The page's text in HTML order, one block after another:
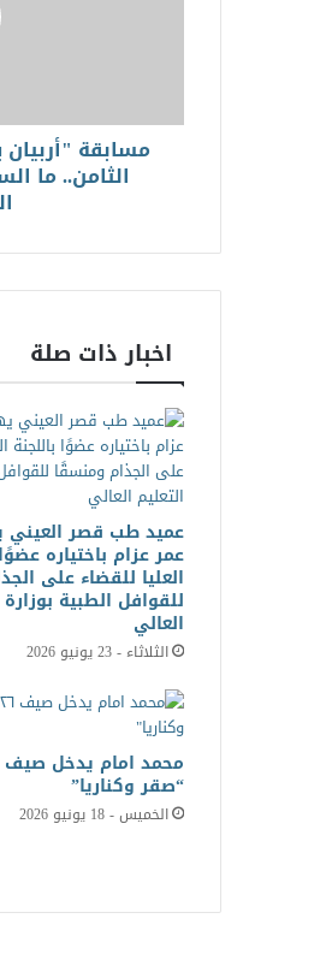
مسابقة "أربيان
الثامن.. ما
اخبار ذات صلة
عميد طب قصر
عمر عزام باختياره
العليا للقضاء على
للقوافل الطبية بوزارة
العالي
الثلاثاء - 23 يونيو 2026
“صقر وكناريا”
الخميس - 18 يونيو 2026